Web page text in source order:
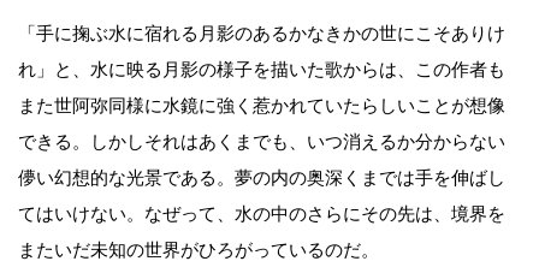
「手に掬ぶ水に宿れる月影のあるかなきかの世にこそありけ
れ」と、水に映る月影の様子を描いた歌からは、この作者も
また世阿弥同様に水鏡に強く惹かれていたらしいことが想像
できる。しかしそれはあくまでも、いつ消えるか分からない
儚い幻想的な光景である。夢の内の奥深くまでは手を伸ばし
てはいけない。なぜって、水の中のさらにその先は、境界を
またいだ未知の世界がひろがっているのだ。